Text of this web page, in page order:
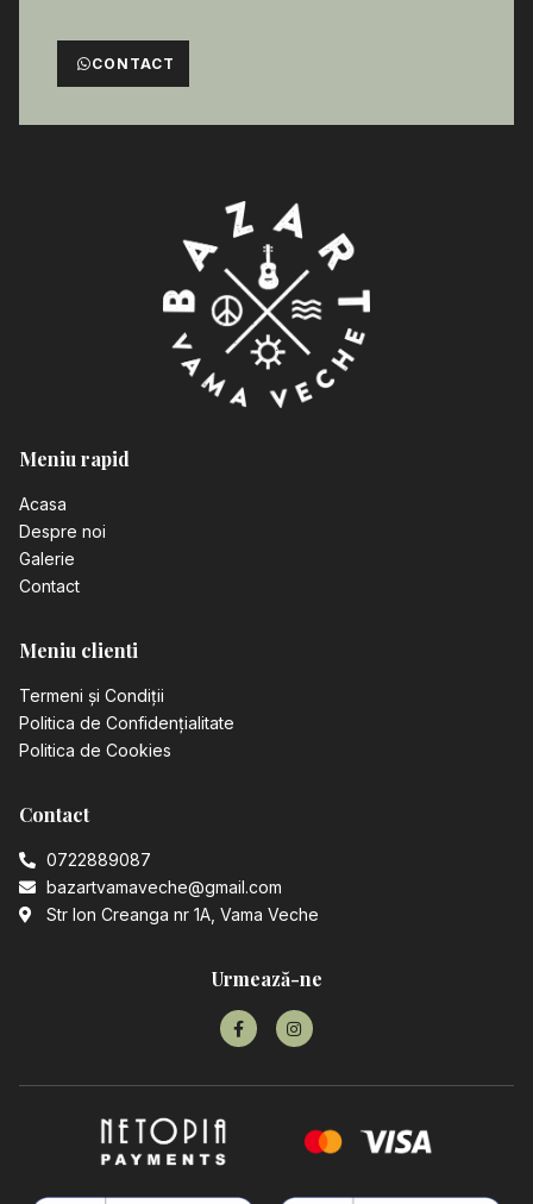
CONTACT
Meniu rapid
Acasa
Despre noi
Galerie
Contact
Meniu clienti
Termeni și Condiții
Politica de Confidențialitate
Politica de Cookies
Contact
0722889087
bazartvamaveche@gmail.com
Str Ion Creanga nr 1A, Vama Veche
Urmează-ne